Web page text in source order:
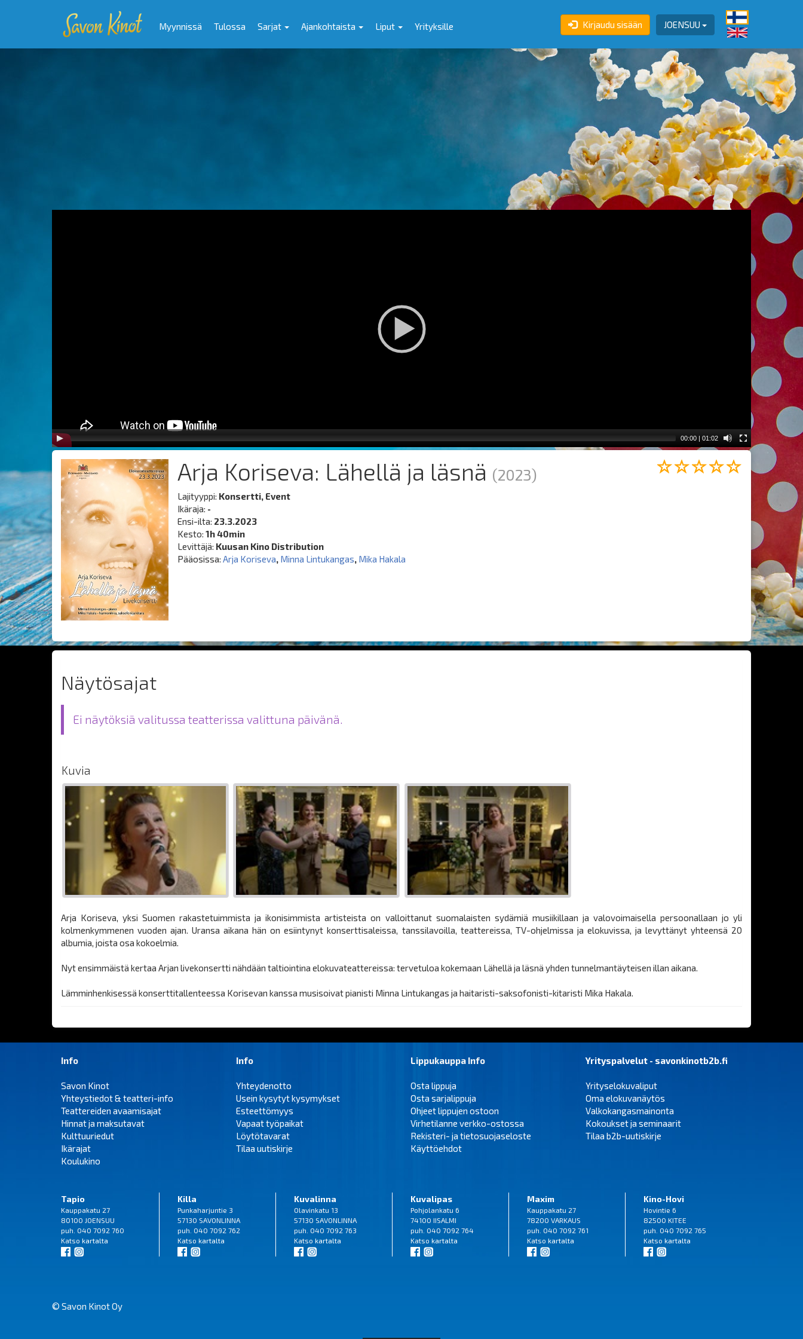
JOENSUU
Kirjaudu sisään
Myynnissä Tulossa Sarjat Ajankohtaista Liput Yrityksille
00:00 | 01:02
Arja Koriseva: Lähellä ja läsnä (2023)
Lajityyppi: Konsertti, Event
Ikäraja: -
Ensi-ilta: 23.3.2023
Kesto: 1h 40min
Levittäjä: Kuusan Kino Distribution
Pääosissa: Arja Koriseva, Minna Lintukangas, Mika Hakala
Näytösajat
Ei näytöksiä valitussa teatterissa valittuna päivänä.
Kuvia
Arja Koriseva, yksi Suomen rakastetuimmista ja ikonisimmista artisteista on valloittanut suomalaisten sydämiä musiikillaan ja valovoimaisella persoonallaan jo yli
kolmenkymmenen vuoden ajan. Uransa aikana hän on esiintynyt konserttisaleissa, tanssilavoilla, teattereissa, TV-ohjelmissa ja elokuvissa, ja levyttänyt yhteensä 20
albumia, joista osa kokoelmia.
Nyt ensimmäistä kertaa Arjan livekonsertti nähdään taltiointina elokuvateattereissa: tervetuloa kokemaan Lähellä ja läsnä yhden tunnelmantäyteisen illan aikana.
Lämminhenkisessä konserttitallenteessa Korisevan kanssa musisoivat pianisti Minna Lintukangas ja haitaristi-saksofonisti-kitaristi Mika Hakala.
Info
Savon Kinot
Yhteystiedot & teatteri-info
Teattereiden avaamisajat
Hinnat ja maksutavat
Kulttuuriedut
Ikärajat
Koulukino
Info
Yhteydenotto
Usein kysytyt kysymykset
Esteettömyys
Vapaat työpaikat
Löytötavarat
Tilaa uutiskirje
Lippukauppa Info
Osta lippuja
Osta sarjalippuja
Ohjeet lippujen ostoon
Virhetilanne verkko-ostossa
Rekisteri- ja tietosuojaseloste
Käyttöehdot
Yrityspalvelut - savonkinotb2b.fi
Yrityselokuvaliput
Oma elokuvanäytös
Valkokangasmainonta
Kokoukset ja seminaarit
Tilaa b2b-uutiskirje
Tapio
Kauppakatu 27
80100 JOENSUU
puh. 040 7092 760
Katso kartalta
Killa
Punkaharjuntie 3
57130 SAVONLINNA
puh. 040 7092 762
Katso kartalta
Kuvalinna
Olavinkatu 13
57130 SAVONLINNA
puh. 040 7092 763
Katso kartalta
Kuvalipas
Pohjolankatu 6
74100 IISALMI
puh. 040 7092 764
Katso kartalta
Maxim
Kauppakatu 27
78200 VARKAUS
puh. 040 7092 761
Katso kartalta
Kino-Hovi
Hovintie 6
82500 KITEE
puh. 040 7092 765
Katso kartalta
© Savon Kinot Oy